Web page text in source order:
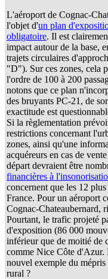
L'aéroport de Cognac-
l'objet d'un plan
obligatoire. Il est
impact autour de la base,
trajets circulaires
"D"). Sur ces zones, cela
l'ordre de 100 à 200
notons que ce plan
des bruyants PC-21, de
exactitude est
Si la règlementation
restrictions concernant
zones, ainsi qu'une
acquéreurs en cas de
départ devraient être
financières à
concernent que les 12
France. Pour un aéroport
Cognac-Chateaubernard,
Pourtant, le trafic projeté
d'exposition (86 000
inférieur que de moitié de
comme Nice Côte
nouvel exemple du
rural ?